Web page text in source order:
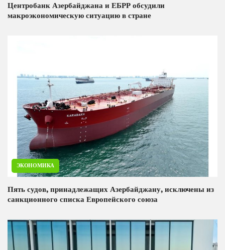
Центробанк Азербайджана и ЕБРР обсудили
макроэкономическую ситуацию в стране
ЭКОНОМИКА
Пять судов, принадлежащих Азербайджану, исключены из
санкционного списка Европейского союза